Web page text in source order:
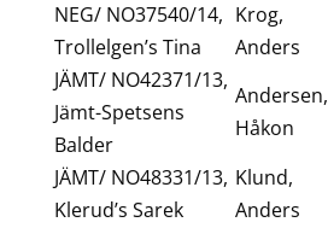
NEG/ NO37540/14,
Trollelgen’s Tina
Krog,
Anders
JÄMT/ NO42371/13,
Jämt-Spetsens
Balder
Andersen,
Håkon
JÄMT/ NO48331/13,
Klerud’s Sarek
Klund,
Anders